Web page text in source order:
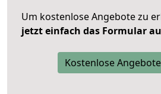
Um kostenlose Angebote zu
jetzt einfach das Formular
Kostenlose